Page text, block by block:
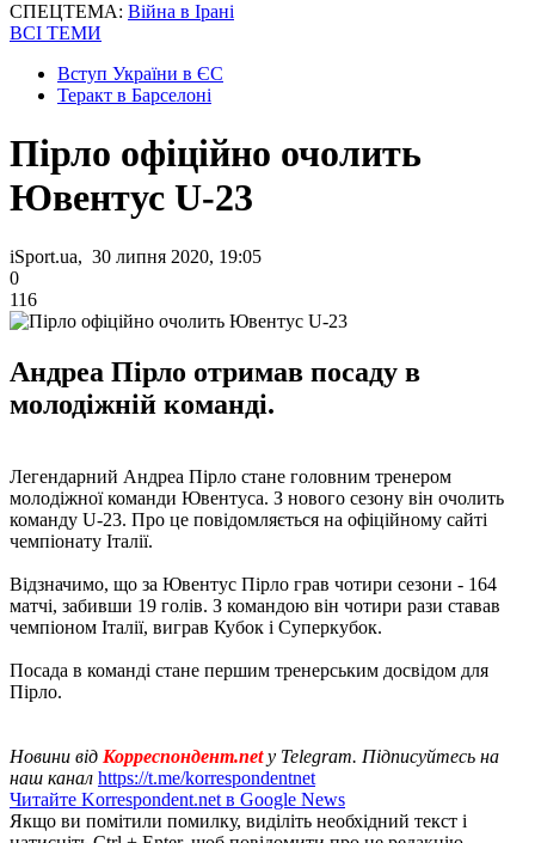
СПЕЦТЕМА: Війна в Ірані
ВСІ ТЕМИ
Вступ України в ЄС
Теракт в Барселоні
Пірло офіційно очолить
Ювентус U-23
iSport.ua, 30 липня 2020, 19:05
0
116
Андреа Пірло отримав посаду в
молодіжній команді.
Легендарний Андреа Пірло стане головним тренером
молодіжної команди Ювентуса. З нового сезону він очолить
команду U-23. Про це повідомляється на офіційному сайті
чемпіонату Італії.
Відзначимо, що за Ювентус Пірло грав чотири сезони - 164
матчі, забивши 19 голів. З командою він чотири рази ставав
чемпіоном Італії, виграв Кубок і Суперкубок.
Посада в команді стане першим тренерським досвідом для
Пірло.
Новини від Корреспондент.net у Telegram. Підписуйтесь на
наш канал https://t.me/korrespondentnet
Читайте Korrespondent.net в Google News
Якщо ви помітили помилку, виділіть необхідний текст і